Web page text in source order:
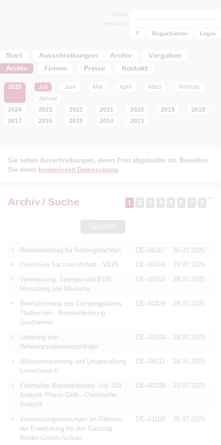
Start Ausschreibungen Archiv
Vergaben
Archiv
Firmen Preise Kontakt
? Registrieren
2025 Juli Juni Mai April März
Februar
Januar
2024
2023 2022 2021 2020 2019
2018
2017
2016 2015 2014 2013
Sie sehen Ausschreibungen, deren Frist abgelaufen ist. Bestellen
Sie einen kostenlosen Demozugang.
Archiv / Suche 1 2 3 4 5 6 7 8
Suchen
Rahmenvertrag für Bodengutachten DE–68167
30.07.2025
LVermGeo Sachsen-Anhalt - VE29
DE–39104
29.07.2025
Vermessung, Spergau und B181
Merseburg und Meuscha
DE–39104 28.07.2025
Revitalisierung des Campingplatzes
Thalkirchen - Brunnenbohrung
Geothermie
DE–81829 28.07.2025
Lieferung von
Referenzstationsempfänger
DE–39104 28.07.2025
Altlastensanierung und Umgestaltung
Lehrerbereich
DE–34212 28.07.2025
Ehemalige Bayernkaserne: Los 318
Analytik Phase Gelb - Chemische
Analytik
DE–80339 25.07.2025
Vermessungsleistungen im Rahmen
der Erweiterung für den Ganztag -
Brüder-Grimm-Schule
DE–61169 25.07.2025